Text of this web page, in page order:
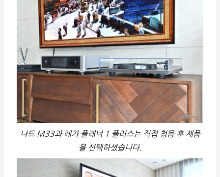
나드 M33과 레가 플래너 1 플러스는 직접 청음 후 제품
을 선택하셨습니다.